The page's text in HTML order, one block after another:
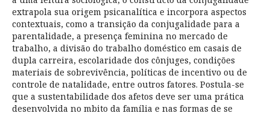
extrapola sua origem psicanalítica e incorpora aspectos
contextuais, como a transição da conjugalidade para a
parentalidade, a presença feminina no mercado de
trabalho, a divisão do trabalho doméstico em casais de
dupla carreira, escolaridade dos cônjuges, condições
materiais de sobrevivência, políticas de incentivo ou de
controle de natalidade, entre outros fatores. Postula-se
que a sustentabilidade dos afetos deve ser uma prática
desenvolvida no mbito da família e nas formas de se